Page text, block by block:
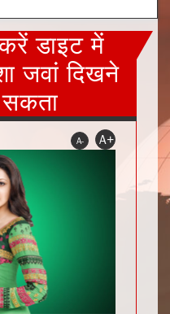
डाइट में
जवां दिखने
A- A+